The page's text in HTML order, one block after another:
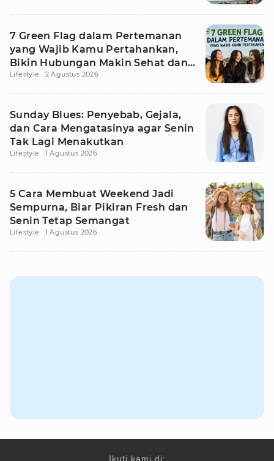
7 Green Flag dalam Pertemanan
yang Wajib Kamu Pertahankan,
Bikin Hubungan Makin Sehat dan
Awet
Lifestyle 2 Agustus 2026
Sunday Blues: Penyebab, Gejala,
dan Cara Mengatasinya agar Senin
Tak Lagi Menakutkan
Lifestyle 1 Agustus 2026
5 Cara Membuat Weekend Jadi
Sempurna, Biar Pikiran Fresh dan
Senin Tetap Semangat
Lifestyle 1 Agustus 2026
Ikuti kami di: